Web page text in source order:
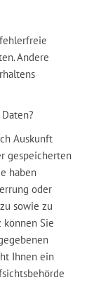
Andere
Auskunft
gespeicherten
haben
oder
sowie zu
können Sie
Ihnen ein